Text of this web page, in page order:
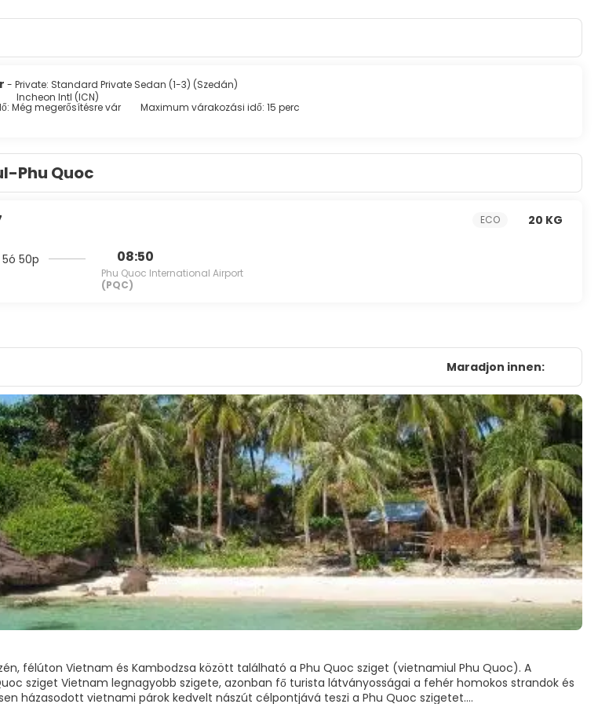
- Private: Standard Private Sedan (1-3) (Szedán)
Incheon Intl (ICN)
Még megerősítésre vár Maximum várakozási idő: 15 perc
Phu Quoc
5ó 50p 08:50
Phu Quoc International Airport
(PQC)
ECO 20 KG
Maradjon innen:
félúton Vietnam és Kambodzsa között található a Phu Quoc sziget (vietnamiul Phu Quoc). A
sziget Vietnam legnagyobb szigete, azonban fő turista látványosságai a fehér homokos strandok és
házasodott vietnami párok kedvelt nászút célpontjává teszi a Phu Quoc szigetet.